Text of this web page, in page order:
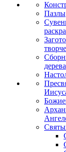
Пазлы
дерева